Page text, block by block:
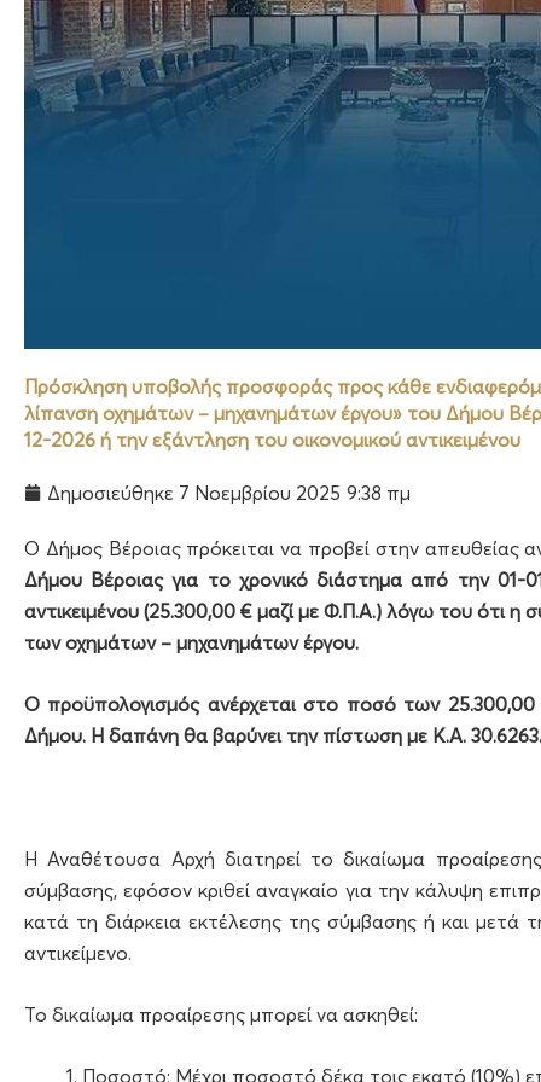
Πρόσκληση υποβολής προσφοράς προς κάθε
λίπανση οχημάτων – μηχανημάτων έργου» του Δήμου
12-2026 ή την εξάντληση του οικονομικού αντικειμένου
Δημοσιεύθηκε 7 Νοεμβρίου 2025 9:38 πμ
Ο Δήμος Βέροιας πρόκειται να προβεί στην απευθείας
Δήμου Βέροιας για το χρονικό διάστημα από την 01-
αντικειμένου (25.300,00 € μαζί με Φ.Π.Α.) λόγω του ότι η
των οχημάτων – μηχανημάτων έργου.
Ο προϋπολογισμός ανέρχεται στο ποσό των
Δήμου. Η δαπάνη θα βαρύνει την πίστωση με Κ.Α.
Η Αναθέτουσα Αρχή διατηρεί το δικαίωμα
σύμβασης, εφόσον κριθεί αναγκαίο για την κάλυψη
κατά τη διάρκεια εκτέλεσης της σύμβασης ή και μετά
αντικείμενο.
Το δικαίωμα προαίρεσης μπορεί να ασκηθεί:
Ποσοστό: Μέχρι ποσοστό δέκα τοις εκατό (10%)